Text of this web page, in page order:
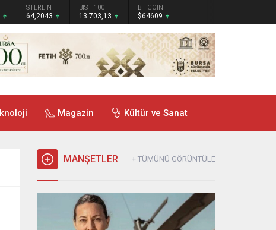
STERLİN
64,2043
BIST 100
13.703,13
BITCOIN
$64609
Magazin Kültür ve Sanat
MANŞETLER + TÜMÜNÜ GÖRÜNTÜLE